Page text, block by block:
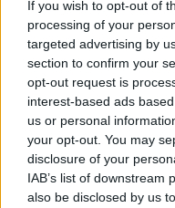
If you wish to opt-out of
processing of your
targeted advertising by
section to confirm your
opt-out request is
interest-based ads
us or personal
your opt-out. You may
disclosure of your
IAB’s list of downstream
also be disclosed by us
\t
v sredo, 10.
11:00 in 14:00 uro
Zaradi
Elektro Celje
preklica/odpovedi